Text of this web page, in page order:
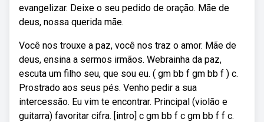
evangelizar. Deixe o seu pedido de oração. Mãe de
deus, nossa querida mãe.
Você nos trouxe a paz, você nos traz o amor. Mãe de
deus, ensina a sermos irmãos. Webrainha da paz,
escuta um filho seu, que sou eu. ( gm bb f gm bb f ) c.
Prostrado aos seus pés. Venho pedir a sua
intercessão. Eu vim te encontrar. Principal (violão e
guitarra) favoritar cifra. [intro] c gm bb f c gm bb f f c.